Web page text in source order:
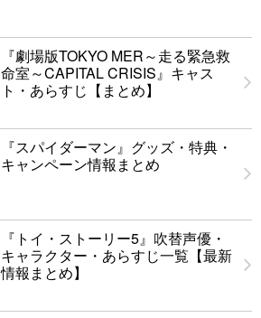
『劇場版TOKYO MER～走る緊急救
命室～CAPITAL CRISIS』キャス
ト・あらすじ【まとめ】
『スパイダーマン』グッズ・特典・
キャンペーン情報まとめ
『トイ・ストーリー5』吹替声優・
キャラクター・あらすじ一覧【最新
情報まとめ】